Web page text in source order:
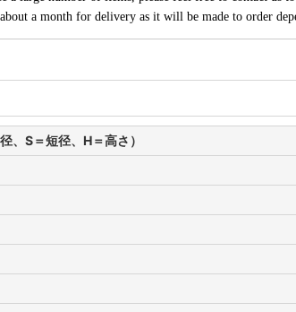
a month for delivery as it will be made to order
、S＝短径、H＝高さ）